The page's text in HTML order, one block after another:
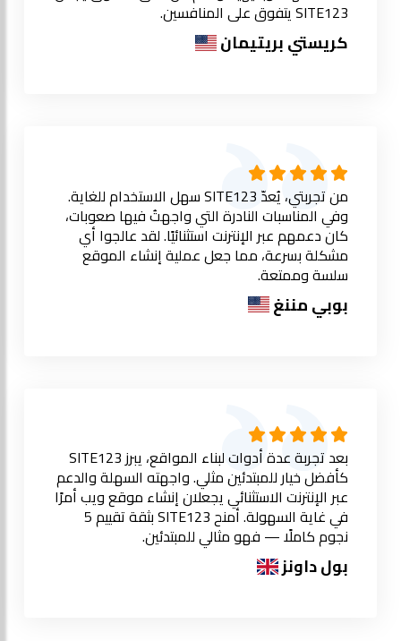
SITE123 يتفوق على المنافسين.
كريستي بريتيمان
من تجربتي، يُعدّ SITE123 سهل الاستخدام للغاية.
وفي المناسبات النادرة التي واجهتُ فيها صعوبات،
كان دعمهم عبر الإنترنت استثنائيًا. لقد عالجوا أي
مشكلة بسرعة، مما جعل عملية إنشاء الموقع
سلسة وممتعة.
بوبي مننغ
بعد تجربة عدة أدوات لبناء المواقع، يبرز SITE123
كأفضل خيار للمبتدئين مثلي. واجهته السهلة والدعم
عبر الإنترنت الاستثنائي يجعلان إنشاء موقع ويب أمرًا
في غاية السهولة. أمنح SITE123 بثقة تقييم 5
نجوم كاملًا — فهو مثالي للمبتدئين.
بول داونز